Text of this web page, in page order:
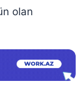
olan